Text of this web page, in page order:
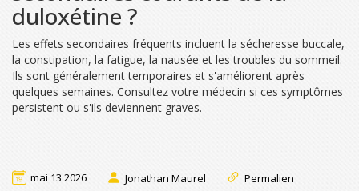
duloxétine ?
Les effets secondaires fréquents incluent la sécheresse buccale,
la constipation, la fatigue, la nausée et les troubles du sommeil.
Ils sont généralement temporaires et s'améliorent après
quelques semaines. Consultez votre médecin si ces symptômes
persistent ou s'ils deviennent graves.
mai 13 2026 Jonathan Maurel Permalien